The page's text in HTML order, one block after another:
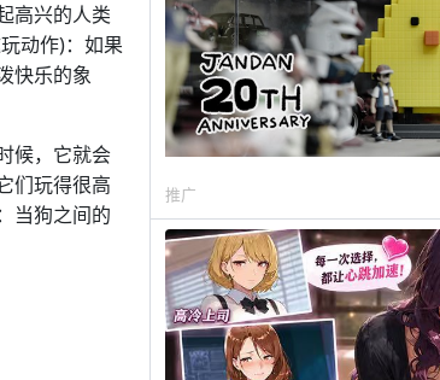
高兴的人类
动作)：如果
快乐的象
候，它就会
们玩得很高
当狗之间的
推广